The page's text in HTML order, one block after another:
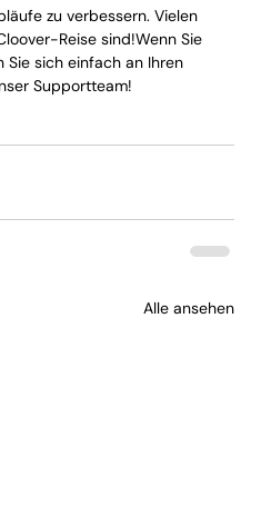
zu verbessern. Vielen
Reise sind!Wenn Sie
Sie sich einfach an Ihren
Supportteam!
Alle ansehen